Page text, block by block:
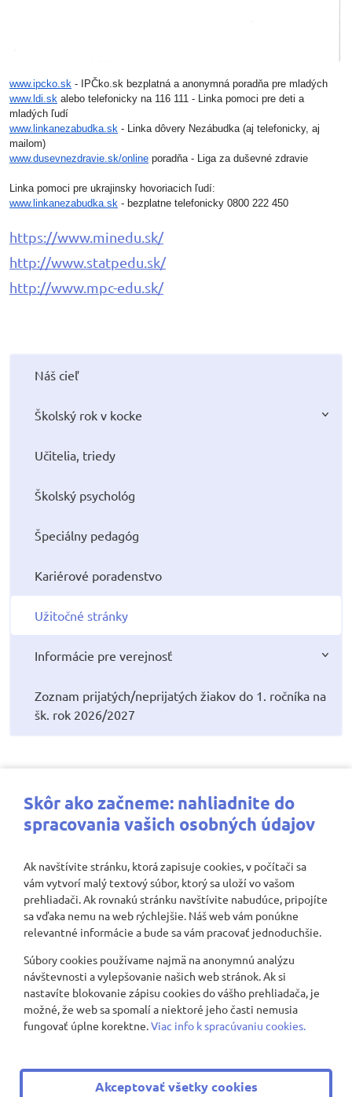
www.ipcko.sk - IPČko.sk bezplatná a anonymná poradňa pre mladých
www.ldi.sk alebo telefonicky na 116 111 - Linka pomoci pre deti a
mladých ľudí
www.linkanezabudka.sk - Linka dôvery Nezábudka (aj telefonicky, aj
mailom)
www.dusevnezdravie.sk/online poradňa - Liga za duševné zdravie
Linka pomoci pre ukrajinsky hovoriacich ľudí:
www.linkanezabudka.sk - bezplatne telefonicky 0800 222 450
https://www.minedu.sk/
http://www.statpedu.sk/
http://www.mpc-edu.sk/
Náš cieľ
Školský rok v kocke
Učitelia, triedy
Školský psychológ
Špeciálny pedagóg
Kariérové poradenstvo
Užitočné stránky
Informácie pre verejnosť
Zoznam prijatých/neprijatých žiakov do 1. ročníka na
šk. rok 2026/2027
Najbližšie aktivity
Nenašli sa žiadne záznamy
Zobraziť viac
© 2008 - 2026 ZŠ Nevädzová 2 | Všetky práva vyhradené
Skôr ako začneme: nahliadnite do
spracovania vašich osobných údajov
Ak navštívite stránku, ktorá zapisuje cookies, v počítači sa
vám vytvorí malý textový súbor, ktorý sa uloží vo vašom
prehliadači. Ak rovnakú stránku navštívite nabudúce, pripojíte
sa vďaka nemu na web rýchlejšie. Náš web vám ponúkne
relevantné informácie a bude sa vám pracovať jednoduchšie.
Súbory cookies používame najmä na anonymnú analýzu
návštevnosti a vylepšovanie našich web stránok. Ak si
nastavíte blokovanie zápisu cookies do vášho prehliadača, je
možné, že web sa spomalí a niektoré jeho časti nemusia
fungovať úplne korektne.Viac info k spracúvaniu cookies.
Akceptovať všetky cookies